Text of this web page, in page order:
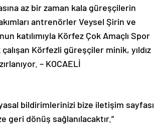
az bir zaman kala güreşçilerin
antrenörler Veysel Şirin ve
katılımıyla Körfez Çok Amaçlı Spor
Körfezli güreşçiler minik, yıldız
– KOCAELİ
bildirimlerinizi bize iletişim sayfası
dönüş sağlanılacaktır.”